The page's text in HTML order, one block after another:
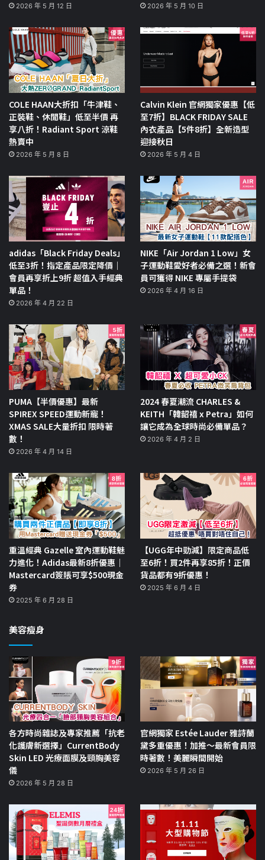
2026 年 5 月 12 日 2026 年 5 月 10 日
COLE HAAN大折扣「牛津鞋、
正裝鞋、休閒鞋」低至半價 再
享八折！Radiant Sport 涼鞋
熱賣中
2026 年 5 月 8 日
Calvin Klein 官網獨家優惠【低
至7折】BLACK FRIDAY SALE
內衣產品【5件8折】全新造型
迎接秋日
2026 年 5 月 4 日
adidas「Black Friday Deals」
低至3折！指定產品限定降價｜
會員再享折上9折 超值入手經典
單品！
2026 年 4 月 22 日
NIKE「Air Jordan 1 Low」女
子運動鞋愛好者必備之選！新會
員可獲得 NIKE 專屬手提袋
2026 年 4 月 16 日
PUMA【半價優惠】最新
SPIREX SPEED運動新寵！
XMAS SALE大量折扣 限時著
數！
2026 年 4 月 14 日
2024 春夏潮流 CHARLES &
KEITH「韓韶禧 x Petra」如何
讓它成為全球時尚必備單品？
2026 年 4 月 2 日
重溫經典 Gazelle 室內運動鞋魅
力進化！Adidas最新8折優惠｜
Mastercard簽賬可享$500現金
券
2025 年 6 月 28 日
【UGG年中勁減】限定商品低
至6折！買2件再享85折！正價
貨品都有9折優惠！
2025 年 6 月 4 日
美容瘦身
各方時尚雜誌及專家推薦「抗老
化護膚新選擇」CurrentBody
Skin LED 光療面膜及頸胸美容
儀
2026 年 5 月 28 日
官網獨家 Estée Lauder 雅詩蘭
黛多重優惠！加推～最新會員限
時著數！美麗瞬間開始
2026 年 5 月 26 日